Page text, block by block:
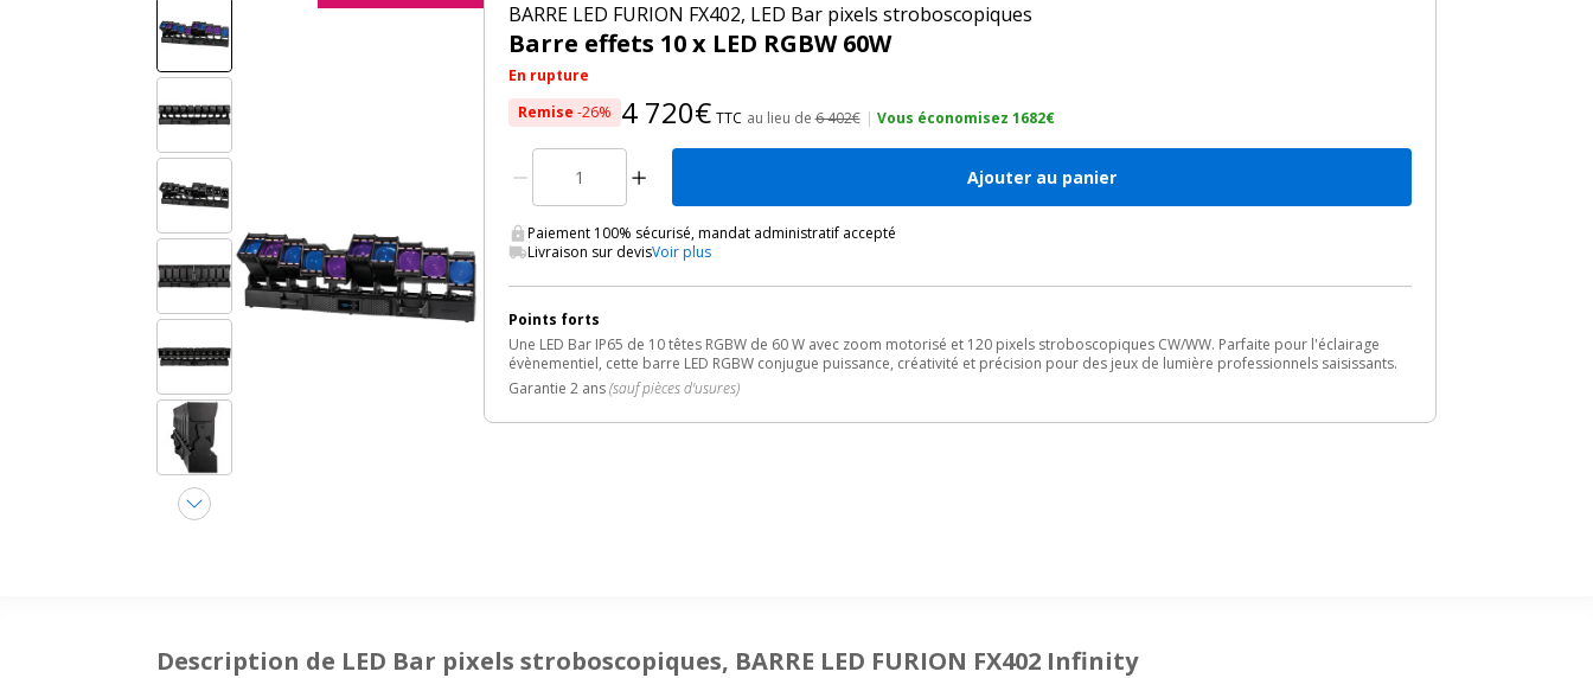
BARRE LED FURION FX402, LED Bar pixels stroboscopiques
Barre effets 10 x LED RGBW 60W
En rupture
Remise -26% 4 720€ TTC au lieu de6 402€ | Vous économisez 1682€
Ajouter au panier
Paiement 100% sécurisé, mandat administratif accepté
Livraison sur devisVoir plus
Points forts
Une LED Bar IP65 de 10 têtes RGBW de 60 W avec zoom motorisé et 120 pixels stroboscopiques CW/WW. Parfaite pour l'éclairage
évènementiel, cette barre LED RGBW conjugue puissance, créativité et précision pour des jeux de lumière professionnels saisissants.
Garantie 2 ans(sauf pièces d'usures)
Description de LED Bar pixels stroboscopiques, BARRE LED FURION FX402 Infinity